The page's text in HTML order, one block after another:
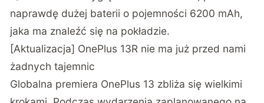
naprawdę dużej baterii o pojemności 6200 mAh,
jaka ma znaleźć się na pokładzie.
[Aktualizacja] OnePlus 13R nie ma już przed nami
żadnych tajemnic
Globalna premiera OnePlus 13 zbliża się wielkimi